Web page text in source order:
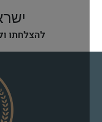
להצלחתו